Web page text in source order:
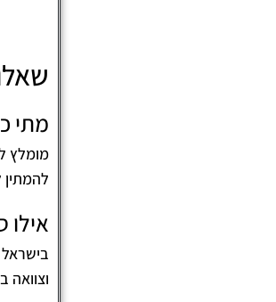
מתי
מומלץ
להמתין
אילו
בישראל
וצוואה